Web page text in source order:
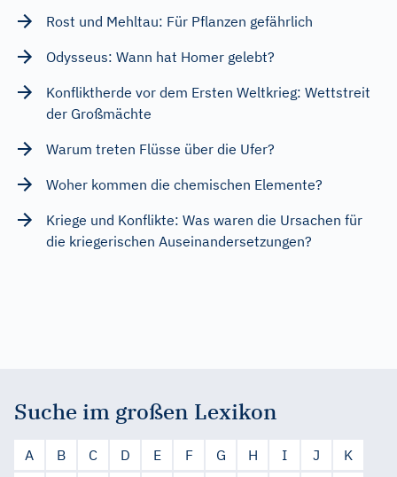
Rost und Mehltau: Für Pflanzen gefährlich
Odysseus: Wann hat Homer gelebt?
Konfliktherde vor dem Ersten Weltkrieg: Wettstreit
der Großmächte
Warum treten Flüsse über die Ufer?
Woher kommen die chemischen Elemente?
Kriege und Konflikte: Was waren die Ursachen für
die kriegerischen Auseinandersetzungen?
Suche im großen Lexikon
A B C D E F G H I J
K